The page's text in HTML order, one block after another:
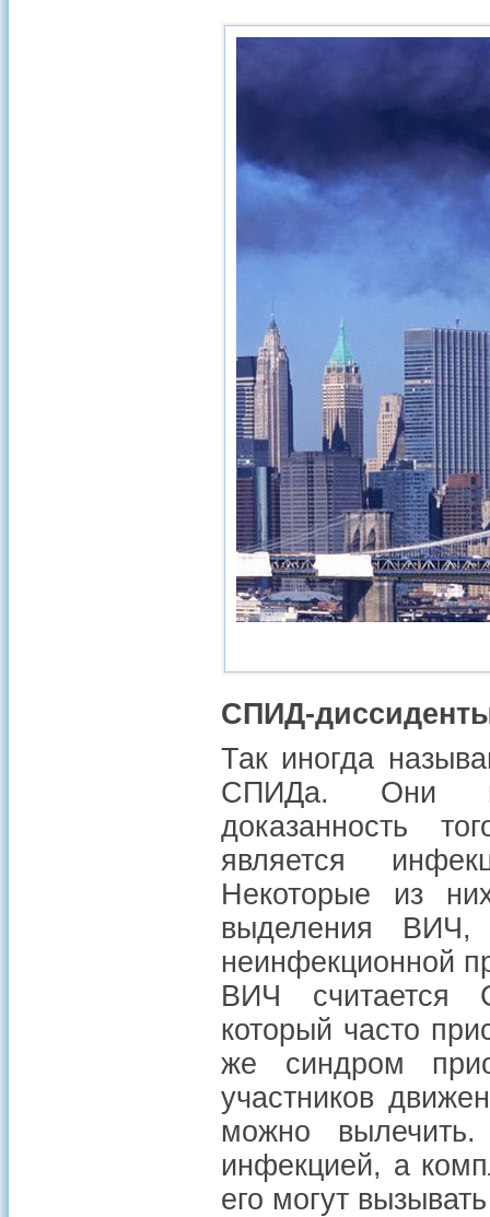
СПИД-
Так иногда
СПИДа. Они
доказанность
является
Некоторые из
выделения ВИЧ,
неинфекционной
ВИЧ считается
который часто
же синдром
участников
можно
инфекцией, а
его могут